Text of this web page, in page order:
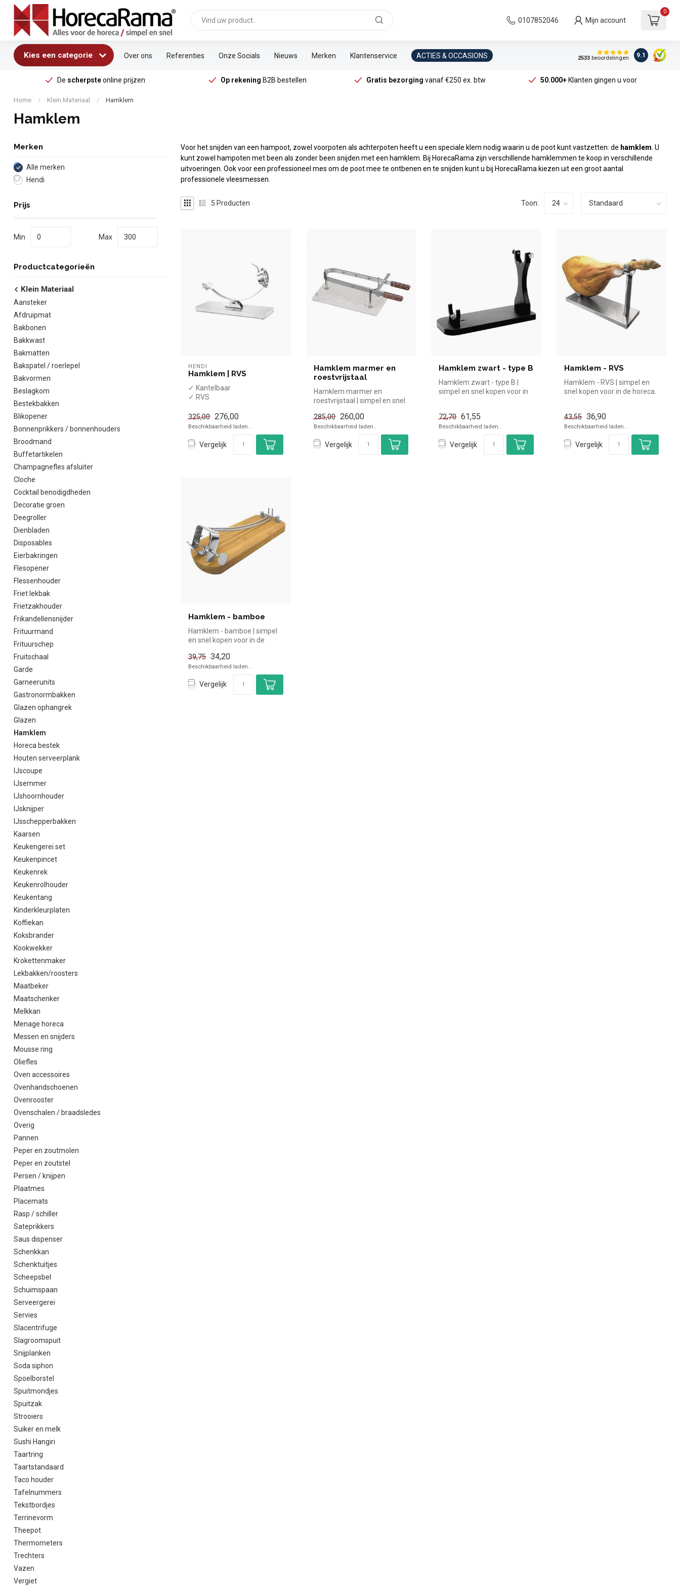
0107852046 Mijn account
0
Kies een categorie Over ons Referenties Onze Socials Nieuws Merken Klantenservice ACTIES & OCCASIONS 2533beoordelingen 9.1
De scherpsteonline prijzen Op rekening B2B bestellen Gratis bezorging vanaf €250 ex. btw 50.000+Klanten gingen u voor
Home / Klein Materiaal / Hamklem
Hamklem
Merken
Alle merken
Hendi
Prijs
Min Max
Productcategorieën
Klein Materiaal
Aansteker
Afdruipmat
Bakbonen
Bakkwast
Bakmatten
Bakspatel / roerlepel
Bakvormen
Beslagkom
Bestekbakken
Blikopener
Bonnenprikkers / bonnenhouders
Broodmand
Buffetartikelen
Champagnefles afsluiter
Cloche
Cocktail benodigdheden
Decoratie groen
Deegroller
Dienbladen
Disposables
Eierbakringen
Flesopener
Flessenhouder
Friet lekbak
Frietzakhouder
Frikandellensnijder
Frituurmand
Frituurschep
Fruitschaal
Garde
Garneerunits
Gastronormbakken
Glazen ophangrek
Glazen
Hamklem
Horeca bestek
Houten serveerplank
IJscoupe
IJsemmer
IJshoornhouder
IJsknijper
IJsschepperbakken
Kaarsen
Keukengerei set
Keukenpincet
Keukenrek
Keukenrolhouder
Keukentang
Kinderkleurplaten
Koffiekan
Koksbrander
Kookwekker
Krokettenmaker
Lekbakken/roosters
Maatbeker
Maatschenker
Melkkan
Menage horeca
Messen en snijders
Mousse ring
Oliefles
Oven accessoires
Ovenhandschoenen
Ovenrooster
Ovenschalen / braadsledes
Overig
Pannen
Peper en zoutmolen
Peper en zoutstel
Persen / knijpen
Plaatmes
Placemats
Rasp / schiller
Sateprikkers
Saus dispenser
Schenkkan
Schenktuitjes
Scheepsbel
Schuimspaan
Serveergerei
Servies
Slacentrifuge
Slagroomspuit
Snijplanken
Soda siphon
Spoelborstel
Spuitmondjes
Spuitzak
Strooiers
Suiker en melk
Sushi Hangiri
Taartring
Taartstandaard
Taco houder
Tafelnummers
Tekstbordjes
Terrinevorm
Theepot
Thermometers
Trechters
Vazen
Vergiet
Voor het snijden van een hampoot, zowel voorpoten als achterpoten heeft u een speciale klem nodig waarin u de poot kunt vastzetten: de hamklem . U
kunt zowel hampoten met been als zonder been snijden met een hamklem. Bij HorecaRama zijn verschillende hamklemmen te koop in verschillende
uitvoeringen. Ook voor een professioneel mes om de poot mee te ontbenen en te snijden kunt u bij HorecaRama kiezen uit een groot aantal
professionele vleesmessen.
5 Producten Toon:
HENDI
Hamklem | RVS
✓ Kantelbaar
✓ RVS
cm, hoogte 3,5 cm
325,00 276,00
Beschikbaarheid laden..
Vergelijk
Hamklem marmer en
roestvrijstaal
Hamklem marmer en
roestvrijstaal | simpel en snel
Overz...
285,00 260,00
Beschikbaarheid laden..
Vergelijk
Hamklem zwart - type B
Hamklem zwart - type B |
simpel en snel kopen voor in
72,70 61,55
Beschikbaarheid laden..
Vergelijk
Hamklem - RVS
Hamklem - RVS | simpel en
snel kopen voor in de horeca.
43,55 36,90
Beschikbaarheid laden..
Vergelijk
Hamklem - bamboe
Hamklem - bamboe | simpel
en snel kopen voor in de
39,75 34,20
Beschikbaarheid laden..
Vergelijk